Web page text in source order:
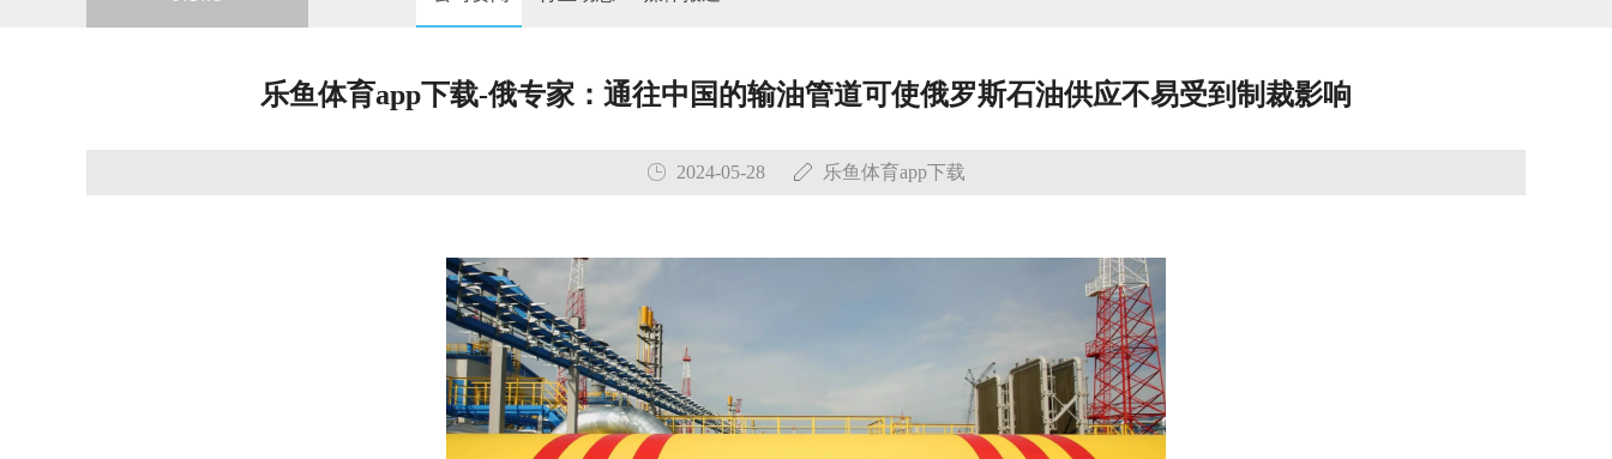
乐鱼体育app下载-俄专家：通往中国的输油管道可使俄罗斯石油供应不易受到制裁影响
2024-05-28 乐鱼体育app下载